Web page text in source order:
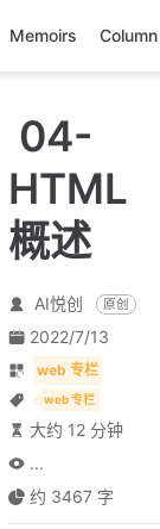
Memoirs Column
04-
HTML
概述
AI悦创 原创
2022/7/13
web 专栏
web 专栏
大约 12 分钟
...
约 3467 字